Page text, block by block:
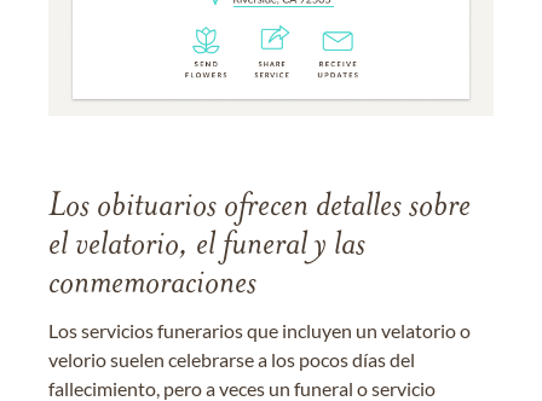
Los obituarios ofrecen detalles sobre
el velatorio, el funeral y las
conmemoraciones
Los servicios funerarios que incluyen un velatorio o
velorio suelen celebrarse a los pocos días del
fallecimiento, pero a veces un funeral o servicio